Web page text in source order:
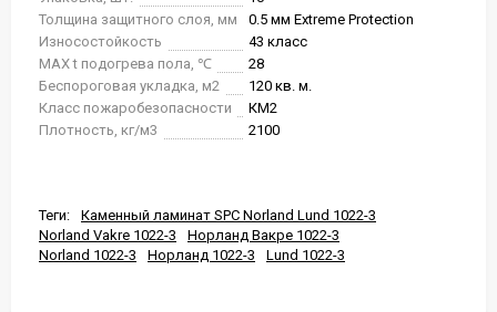
Толщина защитного слоя, мм
0.5 мм Extreme Protection
Износостойкость
43 класс
MAX t подогрева пола, ℃
28
Беспороговая укладка, м2
120 кв. м.
Класс пожаробезопасности
КМ2
Плотность, кг/м3
2100
Теги:
Каменный ламинат SPC Norland Lund 1022-3
Norland Vakre 1022-3
Норланд Вакре 1022-3
Norland 1022-3
Норланд 1022-3 Lund 1022-3